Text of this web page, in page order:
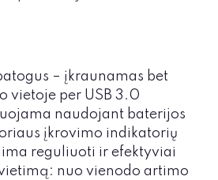
– įkraunamas bet
vietoje per USB 3.0
naudojant baterijos
įkrovimo indikatorių
reguliuoti ir efektyviai
nuo vienodo artimo